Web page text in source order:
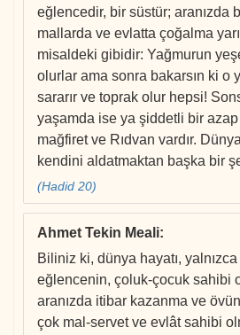
eğlencedir, bir süstür; aranızda
mallarda ve evlatta çoğalma
misaldeki gibidir: Yağmurun
olurlar ama sonra bakarsın ki o
sararır ve toprak olur hepsi!
yaşamda ise ya şiddetli bir
mağfiret ve Rıdvan vardır.
kendini aldatmaktan başka bir
(Hadid 20)
Ahmet Tekin Meali:
Biliniz ki, dünya hayatı,
eğlencenin, çoluk-çocuk sahibi
aranızda itibar kazanma ve
çok mal-servet ve evlât sahibi